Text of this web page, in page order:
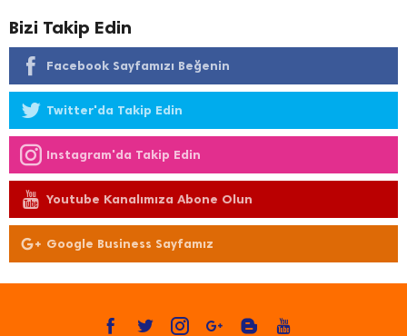
Bizi Takip Edin
Facebook Sayfamızı Beğenin
Twitter'da Takip Edin
Instagram'da Takip Edin
Youtube Kanalımıza Abone Olun
Google Business Sayfamız